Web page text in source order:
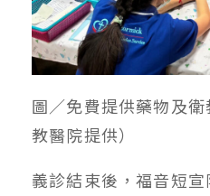
圖／免費提供藥物及
教醫院提供）
義診結束後，福音短